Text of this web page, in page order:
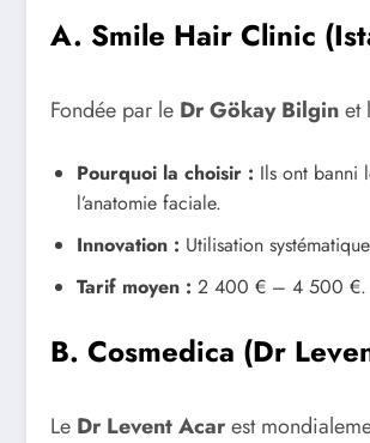
A. Smile Hair Clinic
Fondée par le Dr Gökay Bilginet
Pourquoi la choisir : Ils ont banni
l’anatomie faciale.
Innovation : Utilisation
Tarif moyen : 2 400 € – 4 500 €.
B. Cosmedica (Dr
Le Dr Levent Acarest